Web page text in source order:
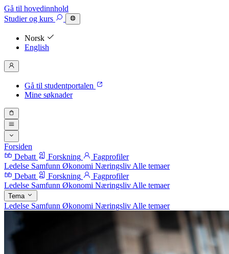
Gå til hovedinnhold
Studierog kurs
Norsk
English
Gå til studentportalen
Mine søknader
Forsiden
Debatt
Forskning
Fagprofiler
Ledelse Samfunn Økonomi Næringsliv Alle temaer
Debatt
Forskning
Fagprofiler
Ledelse Samfunn Økonomi Næringsliv Alle temaer
Tema
Ledelse Samfunn Økonomi Næringsliv Alle temaer